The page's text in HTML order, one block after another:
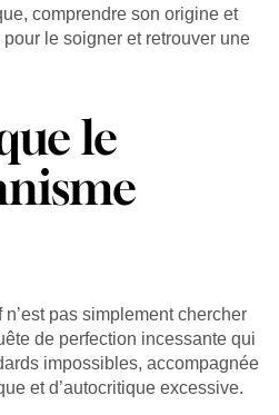
comprendre son origine et
le soigner et retrouver une
le
pas simplement chercher
de perfection incessante qui
impossibles, accompagnée
et d’autocritique excessive.